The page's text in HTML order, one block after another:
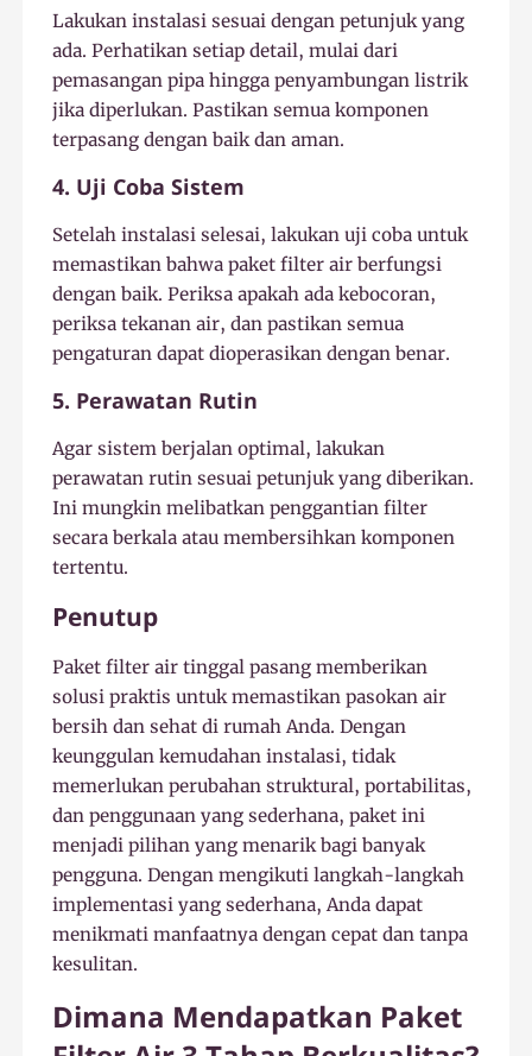
Lakukan instalasi sesuai dengan petunjuk yang
ada. Perhatikan setiap detail, mulai dari
pemasangan pipa hingga penyambungan listrik
jika diperlukan. Pastikan semua komponen
terpasang dengan baik dan aman.
4. Uji Coba Sistem
Setelah instalasi selesai, lakukan uji coba untuk
memastikan bahwa paket filter air berfungsi
dengan baik. Periksa apakah ada kebocoran,
periksa tekanan air, dan pastikan semua
pengaturan dapat dioperasikan dengan benar.
5. Perawatan Rutin
Agar sistem berjalan optimal, lakukan
perawatan rutin sesuai petunjuk yang diberikan.
Ini mungkin melibatkan penggantian filter
secara berkala atau membersihkan komponen
tertentu.
Penutup
Paket filter air tinggal pasang memberikan
solusi praktis untuk memastikan pasokan air
bersih dan sehat di rumah Anda. Dengan
keunggulan kemudahan instalasi, tidak
memerlukan perubahan struktural, portabilitas,
dan penggunaan yang sederhana, paket ini
menjadi pilihan yang menarik bagi banyak
pengguna. Dengan mengikuti langkah-langkah
implementasi yang sederhana, Anda dapat
menikmati manfaatnya dengan cepat dan tanpa
kesulitan.
Dimana Mendapatkan Paket